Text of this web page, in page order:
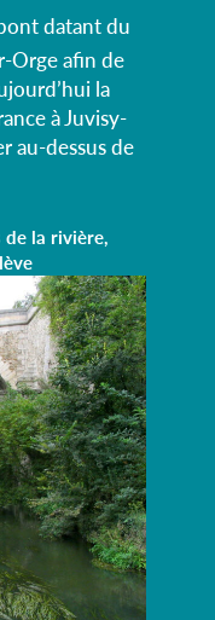
datant du
Orge afin de
la
à Juvisy-
au-dessus de
de la rivière,